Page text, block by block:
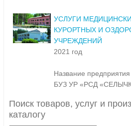
УСЛУГИ
КУРОРТНЫХ И
УЧРЕЖДЕНИЙ
2021 год
Название предприятия
БУЗ УР «РСД
Поиск товаров, услуг и
каталогу